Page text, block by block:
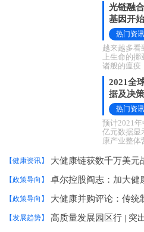
光链融
基因开
热门资讯
越来越多看
上生命的
诸般的瘟疫
灾、战争等
2021全
据及决
热门资讯
预计2021
亿元数据显
康产业整体
8.1%。艾媒
【健康资讯】 大健康链获数千万美元
【政策导向】
【政策导向】 大健康并购评论：传统
【发展趋势】